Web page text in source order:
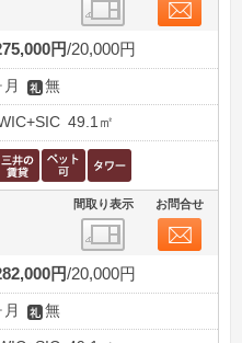
円 20,000円
無
49.1㎡
間取り表示 お問合せ
円 20,000円
無